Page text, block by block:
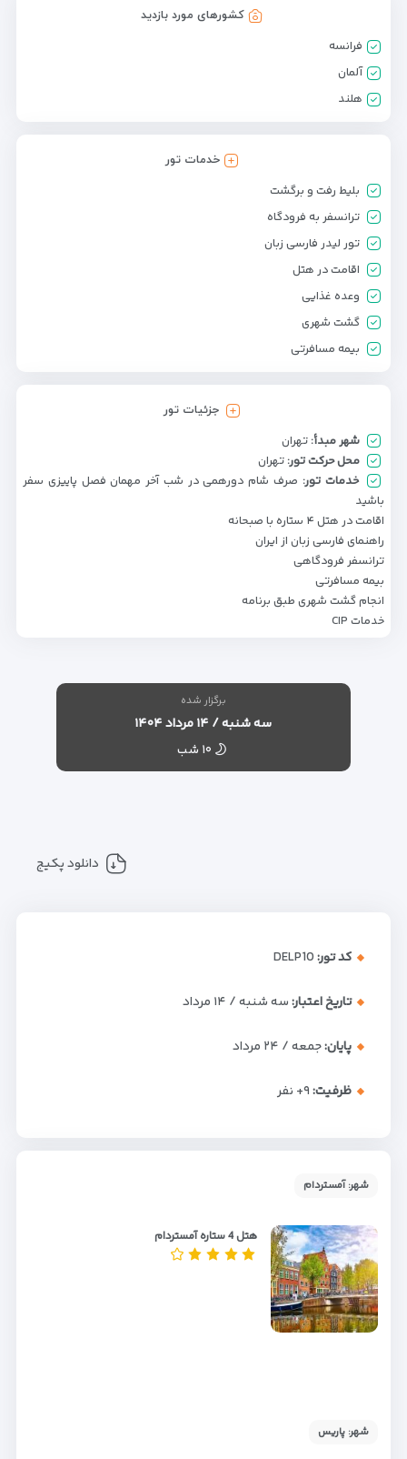
کشورهای مورد بازدید
فرانسه
آلمان
هلند
خدمات تور
بلیط رفت و برگشت
ترانسفر به فرودگاه
تور لیدر فارسی زبان
اقامت در هتل
وعده غذایی
گشت شهری
بیمه مسافرتی
جزئیات تور
شهر مبدأ: تهران
محل حرکت تور: تهران
خدمات تور: صرف شام دورهمی در شب آخر مهمان فصل پاییزی سفر
باشید
اقامت در هتل ۴ ستاره با صبحانه
راهنمای فارسی زبان از ایران
ترانسفر فرودگاهی
بیمه مسافرتی
انجام گشت شهری طبق برنامه
خدمات CIP
برگزار شده
سه شنبه / ۱۴ مرداد ۱۴۰۴
۱۰ شب
دانلود پکیج
کد تور:DELP10
تاریخ اعتبار:سه شنبه / ۱۴ مرداد
پایان:جمعه / ۲۴ مرداد
ظرفیت:+۹ نفر
شهر: آمستردام
هتل 4 ستاره آمستردام
شهر: پاریس